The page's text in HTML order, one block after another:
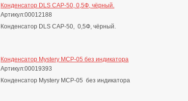
Конденсатор DLS CAP-50, 0,5Ф, чёрный.
Артикул:00012188
Конденсатор DLS CAP-50, 0,5Ф, чёрный.
Конденсатор Mystery MCP-05 без индикатора
Артикул:00019393
Конденсатор Mystery MCP-05 без индикатора